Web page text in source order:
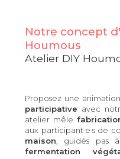
Notre concept
Houmous
Atelier DIY
Proposez une
participative avec
atelier mêle
aux participant·e·s de
maison , guidés pas
fermentation